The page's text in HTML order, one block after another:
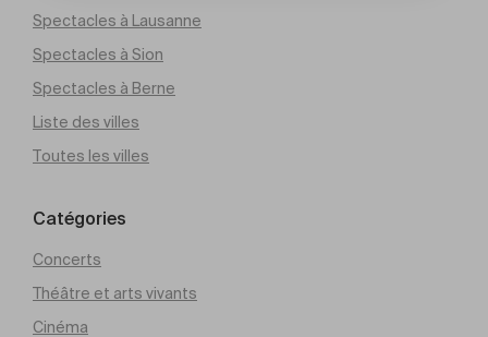
Spectacles à Lausanne
Spectacles à Sion
Spectacles à Berne
Liste des villes
Toutes les villes
Catégories
Concerts
Théâtre et arts vivants
Cinéma